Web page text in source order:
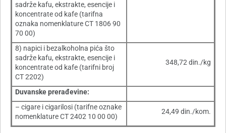
sadrže kafu, ekstrakte, esencije i
koncentrate od kafe (tarifna
oznaka nomenklature CT 1806 90
70 00)
8) napici i bezalkoholna pića što
sadrže kafu, ekstrakte, esencije i
koncentrate od kafe (tarifni broj
CT 2202)
348,72 din./kg
Duvanske prerađevine:
– cigare i cigarilosi (tarifne oznake
nomenklature CT 2402 10 00 00)
24,49 din./kom.